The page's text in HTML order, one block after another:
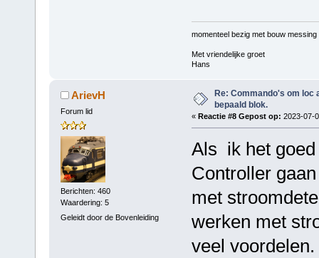
momenteel bezig met bouw
Met vriendelijke groet
Hans
ArievH
Forum lid
Berichten: 460
Waardering: 5
Geleidt door de Bovenleiding
Re: Commando's om loc
bepaald blok.
« Reactie #8 Gepost op: 2023-07-
Als ik het goed
Controller
met
werken met
veel